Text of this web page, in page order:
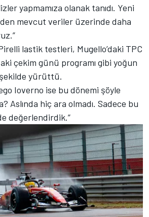
yapmamıza olanak tanıdı. Yeni
mevcut veriler üzerinde daha
lastik testleri, Mugello’daki TPC
çekim günü programı gibi yoğun
yürüttü.
Ioverno ise bu dönemi şöyle
Aslında hiç ara olmadı. Sadece bu
değerlendirdik.”